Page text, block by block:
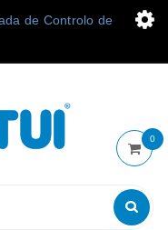
de Controlo de
0